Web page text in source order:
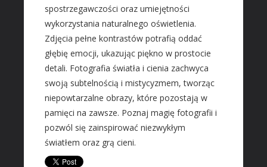
SZKOŁA
Placówki Edukacyjne
Kursy Językowe
Konferencje, Sale Szkoleniowe
Kursy i Szkolenia
SPRZEDAŻ INTERNTOWA
Dla Dzieci
Meble
Wyposażenie Wnętrz
spostrzegawczości oraz umiejętności
wykorzystania naturalnego oświetlenia.
Zdjęcia pełne kontrastów potrafią oddać
głębię emocji, ukazując piękno w prostocie
detali. Fotografia światła i cienia zachwyca
swoją subtelnością i mistycyzmem, tworząc
niepowtarzalne obrazy, które pozostają w
pamięci na zawsze. Poznaj magię fotografii i
pozwól się zainspirować niezwykłym
światłem oraz grą cieni.